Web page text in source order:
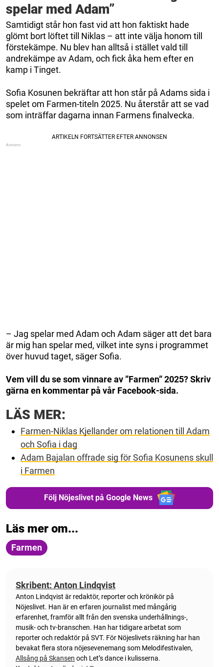
spelar med Adam”
Samtidigt står hon fast vid att hon faktiskt hade
glömt bort löftet till Niklas – att inte välja honom till
förstekämpe. Nu blev han alltså i stället vald till
andrekämpe av Adam, och fick åka hem efter en
kamp i Tinget.
Sofia Kosunen bekräftar att hon står på Adams sida i
spelet om Farmen-titeln 2025. Nu återstår att se vad
som inträffar dagarna innan Farmens finalvecka.
– Jag spelar med Adam och Adam säger att det bara
är mig han spelar med, vilket inte syns i programmet
över huvud taget, säger Sofia.
Vem vill du se som vinnare av ”Farmen” 2025? Skriv
gärna en kommentar på vår Facebook-sida.
LÄS MER:
Farmen-Niklas Kjellander om relationen till Adam
och Sofia i dag
Adam Bajalan offrade sig för Sofia Kosunens skull
i Farmen
Följ Nöjeslivet på Google News
Läs mer om...
Farmen
Skribent: Anton Lindqvist
Anton Lindqvistär redaktör, reporter och krönikör på
Nöjeslivet. Han är en erfaren journalist med mångårig
erfarenhet, framför allt från den svenska underhållnings-,
musik- och tv-branschen. Han har tidigare arbetat som
reporter och redaktör på SVT. För Nöjeslivets räkning har han